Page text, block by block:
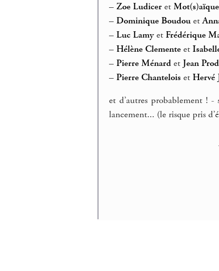
– Zoe Ludicer et
– Dominique Boudou et
– Luc LamyetFrédérique
– Hélène Clemente et
– Pierre Ménard et Jean
– Pierre Chantelois etHervé
et d’autres probablement !
lancement... (le risque pris